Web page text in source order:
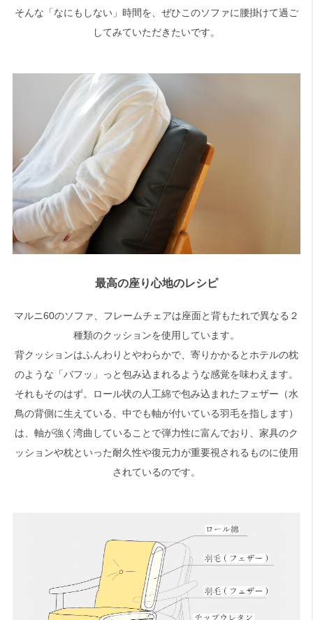
そんな「なにもしない」時間を、ぜひこのソファに腰掛けて過ご
してみていただきたいです。
最高の座り心地のレシピ
マルニ60のソファ、フレームチェアは座面と背もたれで異なる２
種類のクッションを使用しています。
背クッションはふんわりとやわらかで、寄りかかるとホテルの枕
のような「バフッ」っと包み込まれるような感覚を味わえます。
それもそのはず。ロール状の人工綿で包み込まれたフェザー（水
鳥の背側に生えている、中でも軸が付いている羽毛を指します）
は、軸が強く湾曲していることで弾力性に富んでおり、家具のク
ッションや枕といった耐久性や復元力が重要視されるものに使用
されているのです。